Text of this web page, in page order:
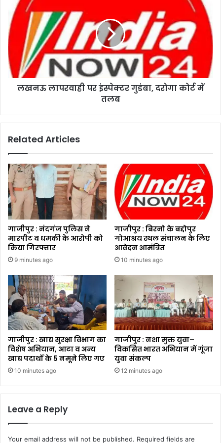
लखनऊ लापरवाही पर इंस्पेक्टर गुडंबा, दरोगा कोर्ट में
तलब
Related Articles
गाजीपुर : नंदगंज पुलिस ने
मारपीट व धमकी के आरोपी को
किया गिरफ्तार
9 minutes ago
गाजीपुर : बिरनो के बद्दोपुर
गोआश्रय स्थल संचालन के लिए
आवेदन आमंत्रित
10 minutes ago
गाजीपुर : खाद्य सुरक्षा विभाग का
विशेष अभियान, आटा व अन्य
खाद्य पदार्थों के 5 नमूने लिए गए
10 minutes ago
गाजीपुर : नशा मुक्त युवा–
विकसित भारत अभियान में गूंजा
युवा संकल्प
12 minutes ago
Leave a Reply
Your email address will not be published. Required fields are